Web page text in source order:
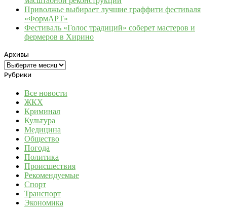
Приволжье выбирает лучшие граффити фестиваля
«ФормАРТ»
Фестиваль «Голос традиций» соберет мастеров и
фермеров в Хирино
Архивы
Архивы
Рубрики
Все новости
ЖКХ
Криминал
Культура
Медицина
Общество
Погода
Политика
Происшествия
Рекомендуемые
Спорт
Транспорт
Экономика